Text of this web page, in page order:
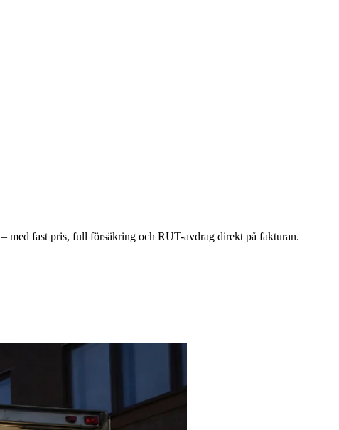
med fast pris, full försäkring och RUT-avdrag direkt på fakturan.